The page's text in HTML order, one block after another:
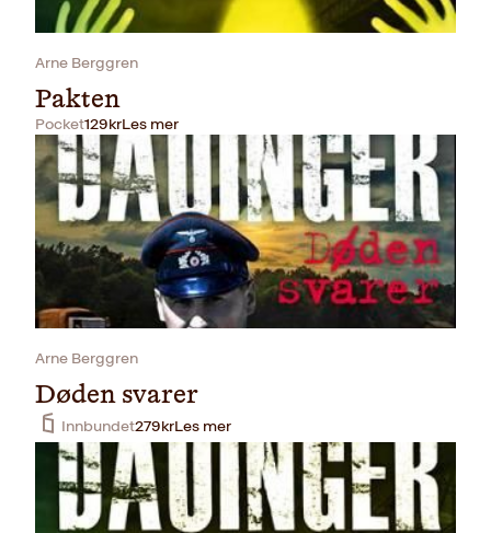
Arne Berggren
Pakten
Pocket129krLes mer
Arne Berggren
Døden svarer
Innbundet279krLes mer